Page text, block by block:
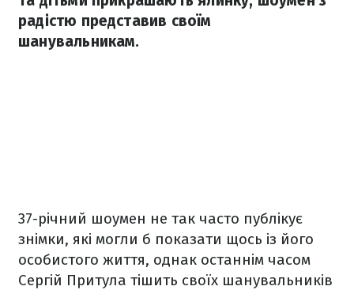
радістю представив своїм
шанувальникам.
37-річний шоумен не так часто публікує
знімки, які могли б показати щось із його
особистого життя, однак останнім часом
Сергій Притула тішить своїх шанувальників